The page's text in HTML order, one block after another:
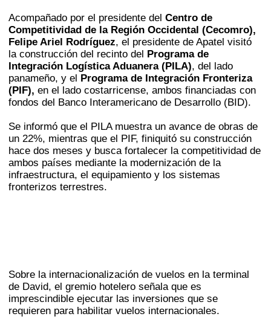
Acompañado por el presidente delCentro de
Competitividad de la Región Occidental (Cecomro),
Felipe Ariel Rodríguez, el presidente de Apatel visitó
la construcción del recinto del Programa de
Integración Logística Aduanera (PILA), del lado
panameño, y el Programa de Integración Fronteriza
(PIF), en el lado costarricense, ambos financiadas con
fondos del Banco Interamericano de Desarrollo (BID).
Se informó que el PILA muestra un avance de obras de
un 22%, mientras que el PIF, finiquitó su construcción
hace dos meses y busca fortalecer la competitividad de
ambos países mediante la modernización de la
infraestructura, el equipamiento y los sistemas
fronterizos terrestres.
Sobre la internacionalización de vuelos en la terminal
de David, el gremio hotelero señala que es
imprescindible ejecutar las inversiones que se
requieren para habilitar vuelos internacionales.